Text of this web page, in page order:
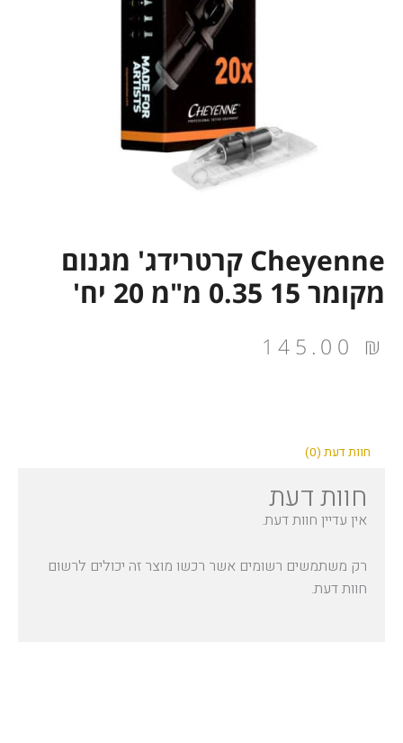
Cheyenne קרטרידג' מגנום
מקומר 15 0.35 מ"מ 20 יח'
145.00 ₪
חוות דעת (0)
חוות דעת
אין עדיין חוות דעת.
רק משתמשים רשומים אשר רכשו מוצר זה יכולים לרשום
חוות דעת.